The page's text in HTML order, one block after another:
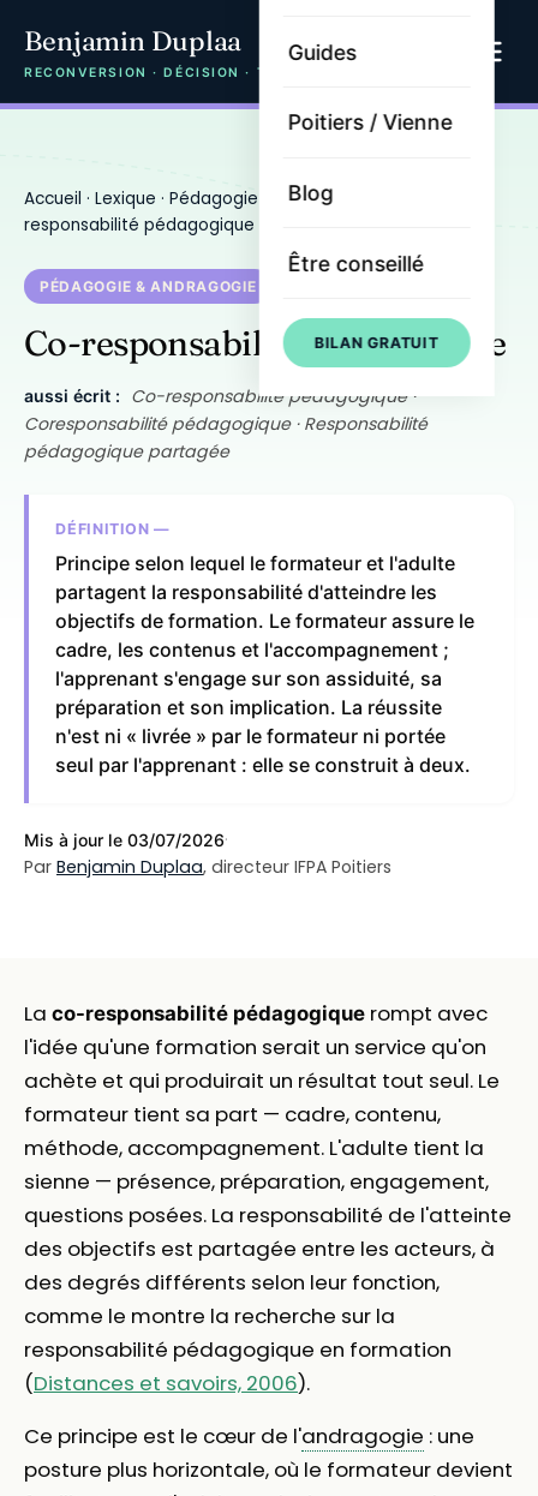
Benjamin Duplaa
RECONVERSION · DÉCISION · TRAJECTOIRE
Guides
Poitiers / Vienne
Blog
Être conseillé
BILAN GRATUIT
Accueil · Lexique · Pédagogie & andragogie
responsabilité pédagogique
PÉDAGOGIE & ANDRAGOGIE
Co-responsabilité pédagogique
aussi écrit :
Co-responsabilité pédagogique ·
Coresponsabilité pédagogique · Responsabilité
pédagogique partagée
DÉFINITION —
Principe selon lequel le formateur et l'adulte
partagent la responsabilité d'atteindre les
objectifs de formation. Le formateur assure le
cadre, les contenus et l'accompagnement ;
l'apprenant s'engage sur son assiduité, sa
préparation et son implication. La réussite
n'est ni « livrée » par le formateur ni portée
seul par l'apprenant : elle se construit à deux.
Mis à jour le 03/07/2026·
Par Benjamin Duplaa, directeur IFPA Poitiers
La co-responsabilité pédagogique rompt avec
l'idée qu'une formation serait un service qu'on
achète et qui produirait un résultat tout seul. Le
formateur tient sa part — cadre, contenu,
méthode, accompagnement. L'adulte tient la
sienne — présence, préparation, engagement,
questions posées. La responsabilité de l'atteinte
des objectifs est partagée entre les acteurs, à
des degrés différents selon leur fonction,
comme le montre la recherche sur la
responsabilité pédagogique en formation
(Distances et savoirs, 2006).
Ce principe est le cœur de l'andragogie : une
posture plus horizontale, où le formateur devient